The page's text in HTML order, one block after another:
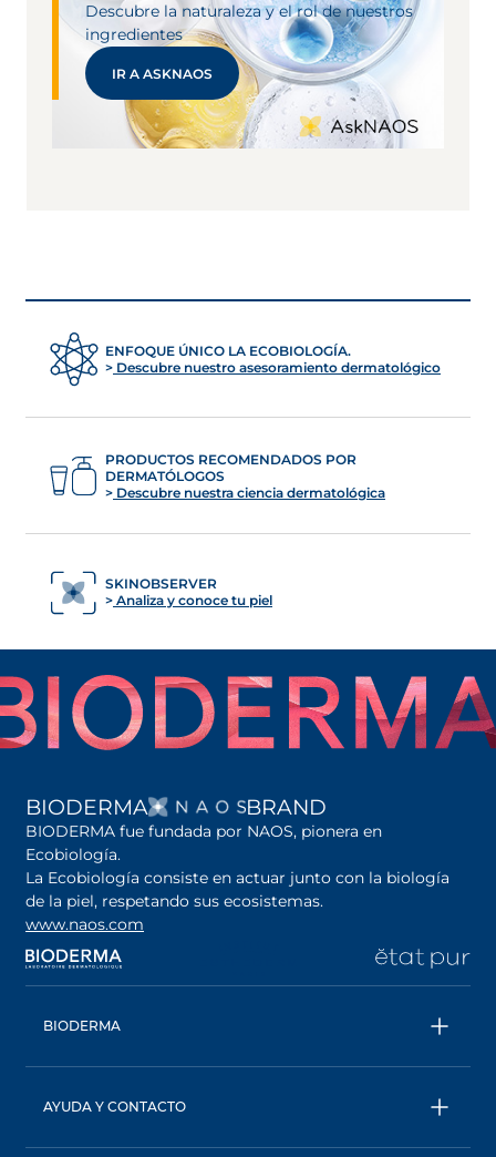
Descubre la naturaleza y el rol de nuestros
ingredientes
IR A ASKNAOS
ENFOQUE ÚNICO LA ECOBIOLOGÍA.
Descubre nuestro asesoramiento dermatológico
PRODUCTOS RECOMENDADOS POR
DERMATÓLOGOS
Descubre nuestra ciencia dermatológica
SKINOBSERVER
Analiza y conoce tu piel
BIODERMA SE ABRE EN UNA
BRAND
BIODERMA fue fundada por NAOS, pionera en
Ecobiología.
La Ecobiología consiste en actuar junto con la biología
de la piel, respetando sus ecosistemas.
www.naos.com
se abre en una pestaña nueva
se abre en una
BIODERMA
Agua micelar
AYUDA Y CONTACTO